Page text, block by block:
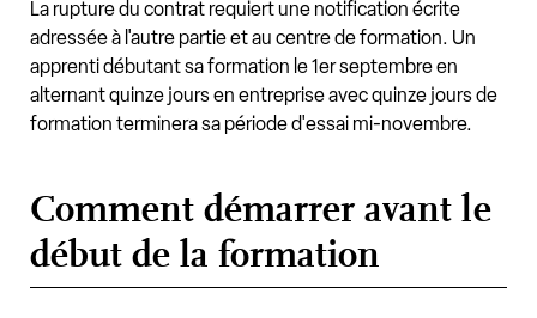
La rupture du contrat requiert une notification écrite
adressée à l'autre partie et au centre de formation. Un
apprenti débutant sa formation le 1er septembre en
alternant quinze jours en entreprise avec quinze jours de
formation terminera sa période d'essai mi-novembre.
Comment démarrer avant le
début de la formation